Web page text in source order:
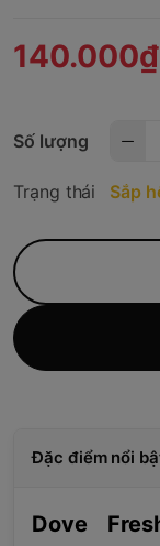
140.000₫
Số lượng
Trạng thái Sắp
Đặc điểm nổi
Dove